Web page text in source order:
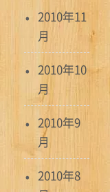
2010年11
月
2010年10
月
2010年9
月
2010年8